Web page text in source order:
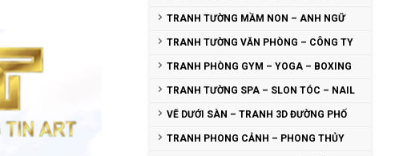
TRANH TƯỜNG MẦM NON – ANH NGỮ
TRANH TƯỜNG VĂN PHÒNG – CÔNG TY
TRANH PHÒNG GYM – YOGA – BOXING
TRANH TƯỜNG SPA – SLON TÓC – NAIL
VẼ DƯỚI SÀN – TRANH 3D ĐƯỜNG PHỐ
TRANH PHONG CẢNH – PHONG THỦY